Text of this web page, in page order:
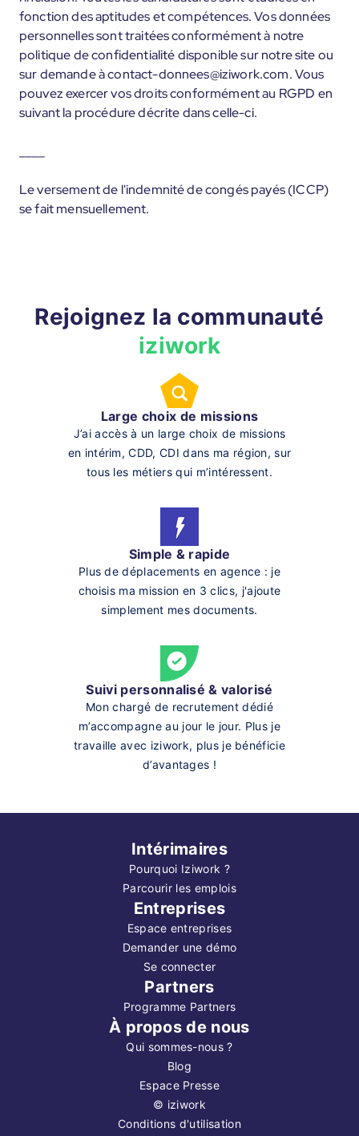
fonction des aptitudes et compétences. Vos données
personnelles sont traitées conformément à notre
politique de confidentialité disponible sur notre site ou
sur demande à contact-donnees@iziwork.com. Vous
pouvez exercer vos droits conformément au RGPD en
suivant la procédure décrite dans celle-ci.
Le versement de l'indemnité de congés payés (ICCP)
se fait mensuellement.
Rejoignez la communauté
iziwork
Large choix de missions
J’ai accès à un large choix de missions
en intérim, CDD, CDI dans ma région, sur
tous les métiers qui m’intéressent.
Simple & rapide
Plus de déplacements en agence : je
choisis ma mission en 3 clics, j'ajoute
simplement mes documents.
Suivi personnalisé & valorisé
Mon chargé de recrutement dédié
m’accompagne au jour le jour. Plus je
travaille avec iziwork, plus je bénéficie
d’avantages !
Intérimaires
Pourquoi Iziwork ?
Parcourir les emplois
Entreprises
Espace entreprises
Demander une démo
Se connecter
Partners
Programme Partners
À propos de nous
Qui sommes-nous ?
Blog
Espace Presse
© iziwork
Conditions d'utilisation